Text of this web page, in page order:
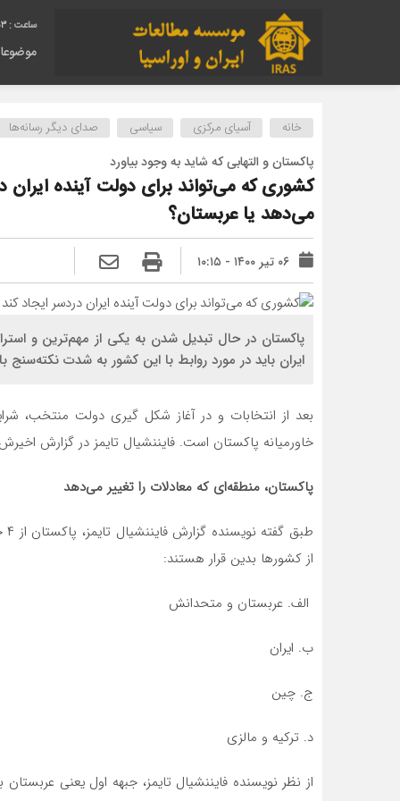
خانه آسیای مرکزی سیاسی صدای دیگر رسانه‌ها
پاکستان و التهابی که شاید به وجود بیاورد
کشوری که می‌تواند برای دولت آینده
می‌دهد یا عربستان؟
۰۶ تیر ۱۴۰۰ - ۱۰:۱۵
پاکستان در حال تبدیل شدن به یکی از مهم‌ترین و
ایران باید در مورد روابط با این کشور به شدت نکته‌سنج
بعد از انتخابات و در آغاز شکل گیری دولت منتخب،
خاورمیانه پاکستان است. فایننشیال تایمز در گزارش
پاکستان، منطقه‌ای که معادلات را تغییر می‌دهد
از کشورها بدین قرار هستند:
الف. عربستان و متحدانش
ب. ایران
ج. چین
د. ترکیه و مالزی
از نظر نویسنده فایننشیال تایمز، جبهه اول یعنی